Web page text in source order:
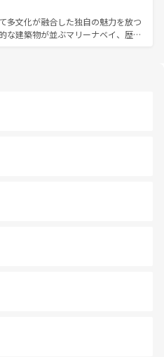
温暖で、どの季節にも異なる楽しみ
やすいタイの人々、仏教を中心とし
観光資源が、訪れる旅人を魅了し続
動するはず。観光スポットが密集し
ころを回れるのも魅力。息をのむよ
体験まで、香港を存分に楽しみ尽く
多文化が融合した独自の魅力を放つ
な建築物が並ぶマリーナベイ、歴史
の風情を楽しめる外せないスポット